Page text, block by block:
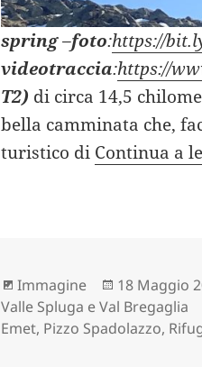
spring–foto:https://
videotraccia:https://
T2) di circa 14,5
bella camminata che,
turistico di Continua a
Formato
Immagine
Scritto
il
18 Maggio
Valle Spluga e Val Bregaglia
Emet, Pizzo Spadolazzo,